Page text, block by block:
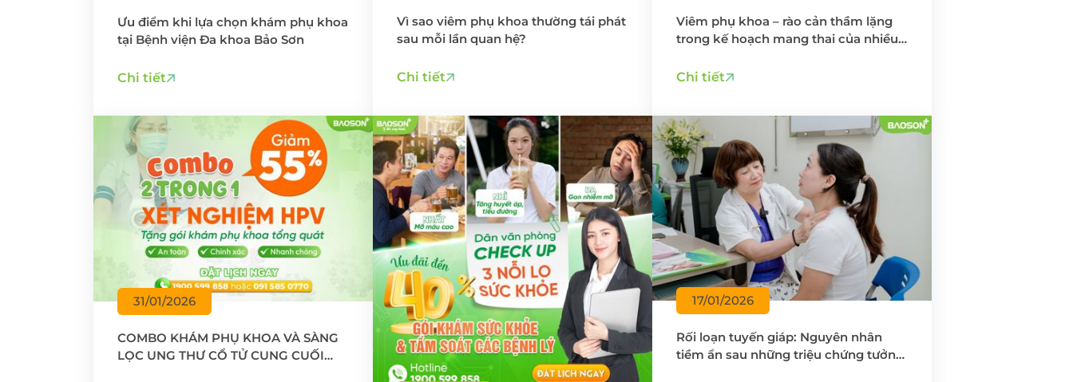
ĐĂNG KÝ KHÁM
Ưu điểm khi lựa chọn khám phụ khoa
tại Bệnh viện Đa khoa Bảo Sơn
Chi tiết
Vì sao viêm phụ khoa thường tái phát
sau mỗi lần quan hệ?
Chi tiết
Viêm phụ khoa – rào cản thầm lặng
trong kế hoạch mang thai của nhiều
Chi tiết
31/01/2026
COMBO KHÁM PHỤ KHOA VÀ SÀNG
LỌC UNG THƯ CỔ TỬ CUNG CUỐI
17/01/2026
Rối loạn tuyến giáp: Nguyên nhân
tiềm ẩn sau những triệu chứng tưởng